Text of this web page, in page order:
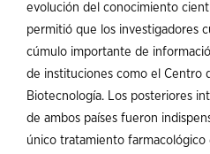
evolución del conocimiento
permitió que los investigadores
cúmulo importante de
de instituciones como el Centro
Biotecnología. Los posteriores
de ambos países fueron
único tratamiento